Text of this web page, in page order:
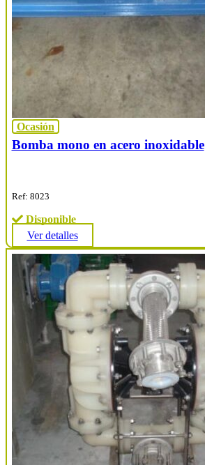
Ocasión
Bomba mono en acero inoxidable
Ref: 8023
Disponible
Ver detalles